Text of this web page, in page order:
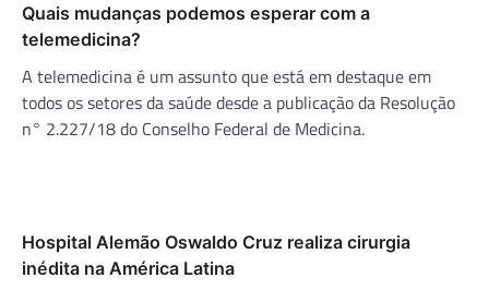
Quais mudanças podemos esperar com a
telemedicina?
A telemedicina é um assunto que está em destaque em
todos os setores da saúde desde a publicação da Resolução
n° 2.227/18 do Conselho Federal de Medicina.
Hospital Alemão Oswaldo Cruz realiza cirurgia
inédita na América Latina